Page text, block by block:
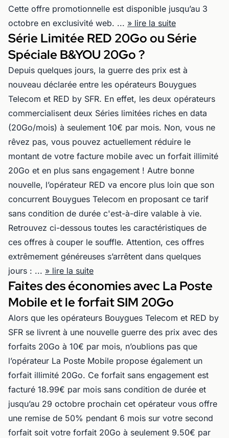
Cette offre promotionnelle est disponible jusqu’au 3
octobre en exclusivité web. ... » lire la suite
Série Limitée RED 20Go ou Série
Spéciale B&YOU 20Go ?
Depuis quelques jours, la guerre des prix est à
nouveau déclarée entre les opérateurs Bouygues
Telecom et RED by SFR. En effet, les deux opérateurs
commercialisent deux Séries limitées riches en data
(20Go/mois) à seulement 10€ par mois. Non, vous ne
rêvez pas, vous pouvez actuellement réduire le
montant de votre facture mobile avec un forfait illimité
20Go et en plus sans engagement ! Autre bonne
nouvelle, l’opérateur RED va encore plus loin que son
concurrent Bouygues Telecom en proposant ce tarif
sans condition de durée c'est-à-dire valable à vie.
Retrouvez ci-dessous toutes les caractéristiques de
ces offres à couper le souffle. Attention, ces offres
extrêmement généreuses s’arrêtent dans quelques
jours : ... » lire la suite
Faites des économies avec La Poste
Mobile et le forfait SIM 20Go
Alors que les opérateurs Bouygues Telecom et RED by
SFR se livrent à une nouvelle guerre des prix avec des
forfaits 20Go à 10€ par mois, n’oublions pas que
l’opérateur La Poste Mobile propose également un
forfait illimité 20Go. Ce forfait sans engagement est
facturé 18.99€ par mois sans condition de durée et
jusqu’au 29 octobre prochain cet opérateur vous offre
une remise de 50% pendant 6 mois sur votre second
forfait soit votre forfait 20Go à seulement 9.50€ par